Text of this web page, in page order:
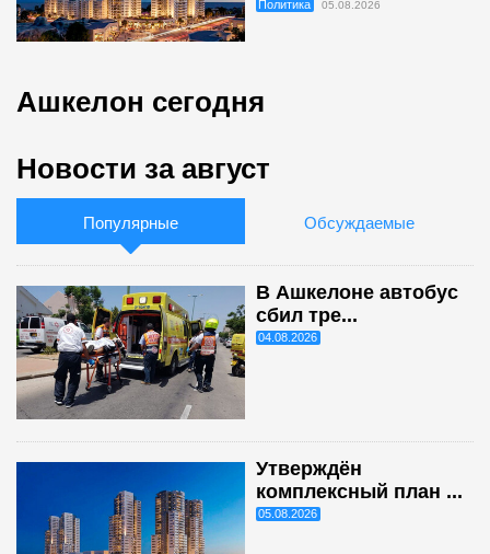
Политика 05.08.2026
Ашкелон сегодня
Новости за август
Популярные Обсуждаемые
В Ашкелоне автобус
сбил тре...
04.08.2026
Утверждён
комплексный план ...
05.08.2026